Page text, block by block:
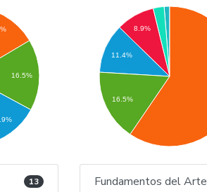
16.5%
13
8.9%
11.4%
16.5%
Fundamentos del Arte